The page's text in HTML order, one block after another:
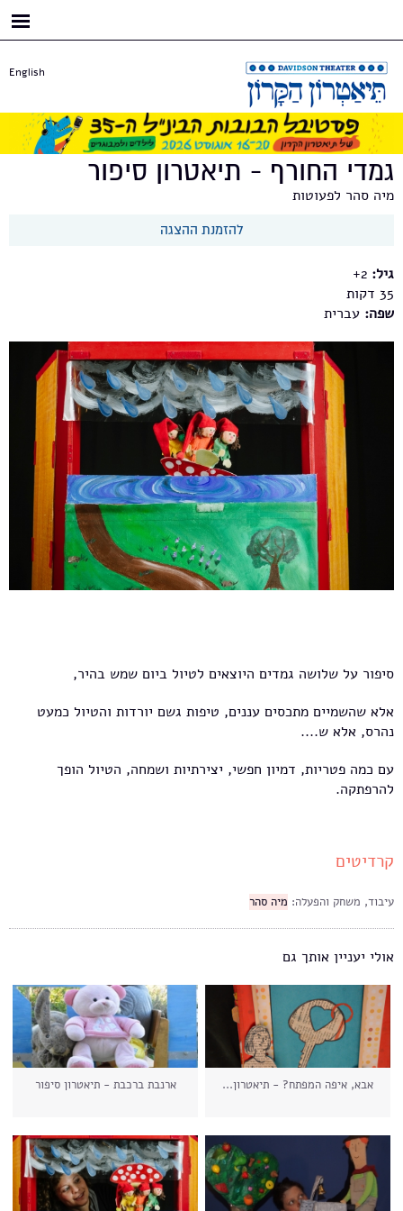
English
גמדי החורף - תיאטרון סיפור
מיה סהר לפעוטות
להזמנת ההצגה
גיל: 2+
35
שפה: עברית
סיפור על שלושה גמדים היוצאים לטיול ביום שמש בהיר,
אלא שהשמיים מתכסים עננים, טיפות גשם יורדות והטיול כמעט
נהרס, אלא ש....
עם כמה פטריות, דמיון חפשי, יצירתיות ושמחה, הטיול הופך
להרפתקה.
קרדיטים
עיבוד, משחק והפעלה: מיה סהר
אולי יעניין אותך גם
אבא, איפה המפתח? - תיאטרון... ארנבת ברכבת - תיאטרון סיפור